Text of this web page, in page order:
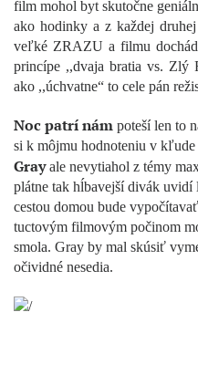
film mohol byt skutočne
ako hodinky a z každej
veľké ZRAZU a filmu
princípe ,,dvaja bratia vs. Zlý
ako ,,úchvatne“ to cele pán
Noc patrí nám poteší len to
si k môjmu hodnoteniu v
Grayale nevytiahol z témy
plátne tak hĺbavejší divák uvidí
cestou domou bude
tuctovým filmovým počinom
smola. Gray by mal skúsiť
očividné nesedia.